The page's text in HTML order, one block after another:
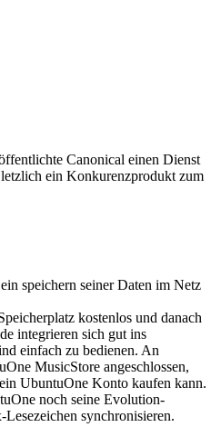
Canonical einen Dienst
ein Konkurenzprodukt zum
speichern seiner Daten im Netz
kostenlos und danach
integrieren sich gut ins
einfach zu bedienen. An
MusicStore angeschlossen,
UbuntuOne Konto kaufen kann.
noch seine Evolution-
synchronisieren.